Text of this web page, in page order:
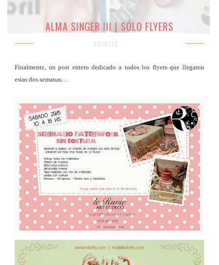
ALMA SINGER III | SÓLO FLYERS
28/6/13 -
Finalmente, un post entero dedicado a todos los flyers que llegaron
estas dos semanas…